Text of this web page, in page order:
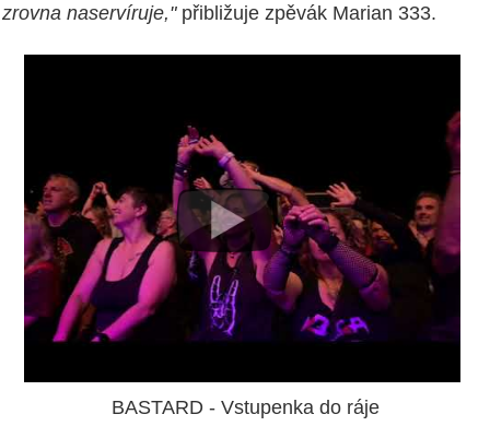
zrovna naservíruje,"přibližuje zpěvák Marian 333.
BASTARD - Vstupenka do ráje